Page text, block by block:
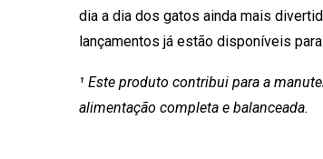
dia a dia dos gatos ainda mais
lançamentos já estão disponíveis
¹ Este produto contribui para a
alimentação completa e balanceada.